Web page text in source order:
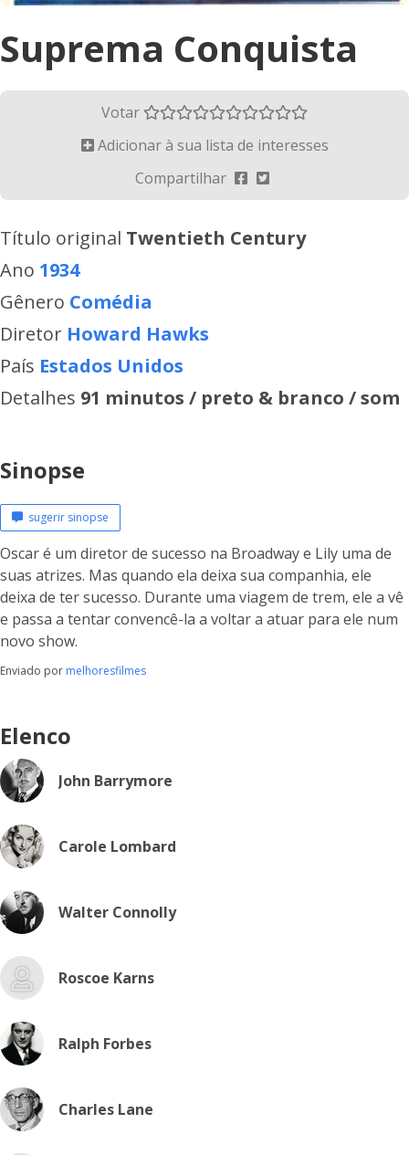
Suprema Conquista
Votar
Adicionar à sua lista de interesses
Compartilhar
Título original Twentieth Century
Ano 1934
Gênero Comédia
Diretor Howard Hawks
País Estados Unidos
Detalhes 91 minutos / preto & branco / som
Sinopse
sugerir sinopse
Oscar é um diretor de sucesso na Broadway e Lily uma de
suas atrizes. Mas quando ela deixa sua companhia, ele
deixa de ter sucesso. Durante uma viagem de trem, ele a vê
e passa a tentar convencê-la a voltar a atuar para ele num
novo show.
Enviado por melhoresfilmes
Elenco
John Barrymore
Carole Lombard
Walter Connolly
Roscoe Karns
Ralph Forbes
Charles Lane